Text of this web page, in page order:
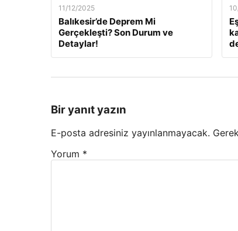
11/12/2025
Balıkesir’de Deprem Mi
Gerçekleşti? Son Durum ve
Detaylar!
Bir yanıt yazın
E-posta adresiniz yayınlanmayacak.
Yorum *